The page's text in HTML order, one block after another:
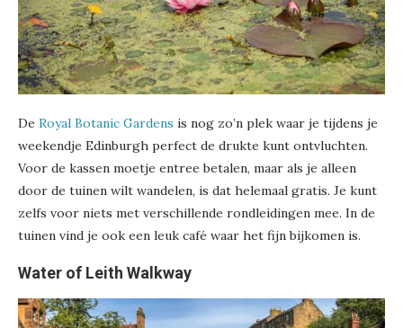
De Royal Botanic Gardens is nog zo’n plek waar je tijdens je
weekendje Edinburgh perfect de drukte kunt ontvluchten.
Voor de kassen moetje entree betalen, maar als je alleen
door de tuinen wilt wandelen, is dat helemaal gratis. Je kunt
zelfs voor niets met verschillende rondleidingen mee. In de
tuinen vind je ook een leuk café waar het fijn bijkomen is.
Water of Leith Walkway